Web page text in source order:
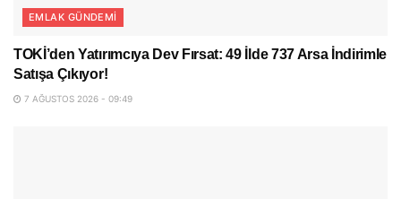
EMLAK GÜNDEMI
TOKİ’den Yatırımcıya Dev Fırsat: 49 İlde 737 Arsa İndirimle
Satışa Çıkıyor!
7 AĞUSTOS 2026 - 09:49